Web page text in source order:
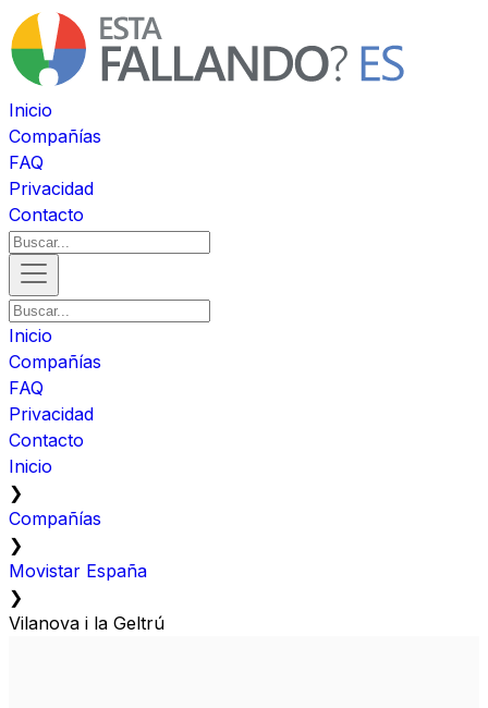
Inicio
Compañías
FAQ
Privacidad
Contacto
Inicio
Compañías
FAQ
Privacidad
Contacto
Inicio
❯
Compañías
❯
Movistar España
❯
Vilanova i la Geltrú